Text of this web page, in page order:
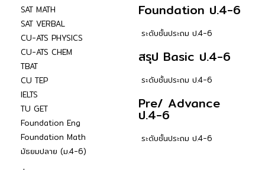
SAT MATH
SAT VERBAL
CU-ATS PHYSICS
CU-ATS CHEM
TBAT
CU TEP
IELTS
TU GET
Foundation Eng
Foundation Math
มัธยมปลาย (ม.4-6)
Foundation ป.4-6
ระดับชั้นประถม ป.4-6
สรุป Basic ป.4-6
ระดับชั้นประถม ป.4-6
Pre/ Advance
ป.4-6
ระดับชั้นประถม ป.4-6